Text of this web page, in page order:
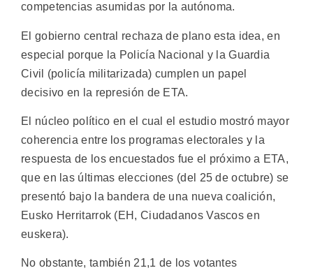
competencias asumidas por la autónoma.
El gobierno central rechaza de plano esta idea, en
especial porque la Policía Nacional y la Guardia
Civil (policía militarizada) cumplen un papel
decisivo en la represión de ETA.
El núcleo político en el cual el estudio mostró mayor
coherencia entre los programas electorales y la
respuesta de los encuestados fue el próximo a ETA,
que en las últimas elecciones (del 25 de octubre) se
presentó bajo la bandera de una nueva coalición,
Eusko Herritarrok (EH, Ciudadanos Vascos en
euskera).
No obstante, también 21,1 de los votantes